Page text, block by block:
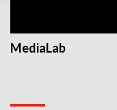
MediaLab